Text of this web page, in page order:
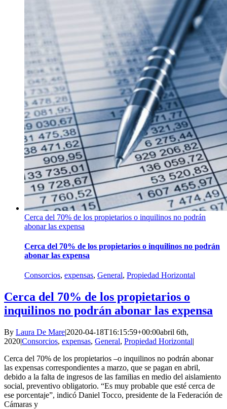
Cerca del 70% de los propietarios o inquilinos no podrán
abonar las expensa
Cerca del 70% de los propietarios o inquilinos no podrán
abonar las expensa
Consorcios, expensas, General, Propiedad Horizontal
Cerca del 70% de los propietarios o
inquilinos no podrán abonar las expensa
By Laura De Mare|2020-04-18T16:15:59+00:00abril 6th,
2020|Consorcios, expensas, General, Propiedad Horizontal|
Cerca del 70% de los propietarios –o inquilinos no podrán abonar
las expensas correspondientes a marzo, que se pagan en abril,
debido a la falta de ingresos de las familias en medio del aislamiento
social, preventivo obligatorio. “Es muy probable que esté cerca de
ese porcentaje”, indicó Daniel Tocco, presidente de la Federación de
Cámaras y